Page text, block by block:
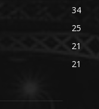
34
25
21
21